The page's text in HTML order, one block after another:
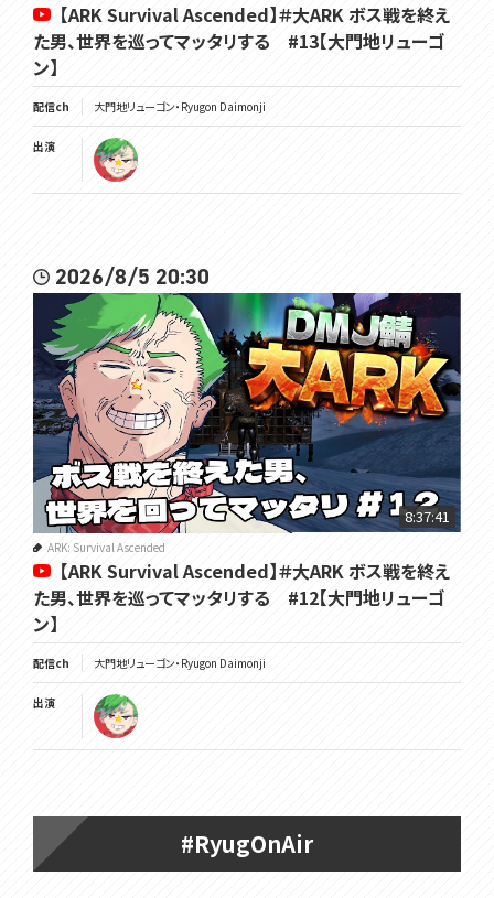
【ARK Survival Ascended】＃大ARK ボス戦を終え
た男、世界を巡ってマッタリする #13【大門地リューゴ
ン】
配信ch 大門地リューゴン・Ryugon Daimonji
出演
2026/8/5 20:30
8:37:41
ARK: Survival Ascended
【ARK Survival Ascended】＃大ARK ボス戦を終え
た男、世界を巡ってマッタリする #12【大門地リューゴ
ン】
配信ch 大門地リューゴン・Ryugon Daimonji
出演
#RyugOnAir